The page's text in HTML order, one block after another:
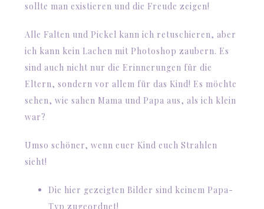
sollte man existieren und die Freude zeigen!
Alle Falten und Pickel kann ich retuschieren, aber
ich kann kein Lachen mit Photoshop zaubern. Es
sind auch nicht nur die Erinnerungen für die
Eltern, sondern vor allem für das Kind! Es möchte
sehen, wie sahen Mama und Papa aus, als ich klein
war?
Umso schöner, wenn euer Kind euch Strahlen
sieht!
Die hier gezeigten Bilder sind keinem Papa-
Typ zugeordnet!